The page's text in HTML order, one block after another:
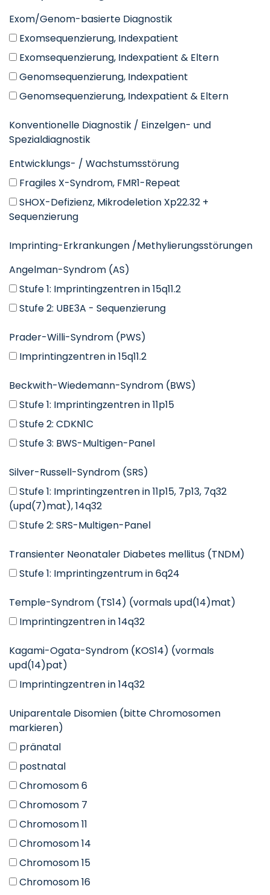
Exom/Genom-basierte Diagnostik
Exomsequenzierung, Indexpatient
Exomsequenzierung, Indexpatient & Eltern
Genomsequenzierung, Indexpatient
Genomsequenzierung, Indexpatient & Eltern
Konventionelle Diagnostik / Einzelgen- und
Spezialdiagnostik
Entwicklungs- / Wachstumsstörung
Fragiles X-Syndrom, FMR1-Repeat
SHOX-Defizienz, Mikrodeletion Xp22.32 +
Sequenzierung
Imprinting-Erkrankungen /Methylierungsstörungen
Angelman-Syndrom (AS)
Stufe 1: Imprintingzentren in 15q11.2
Stufe 2: UBE3A - Sequenzierung
Prader-Willi-Syndrom (PWS)
Imprintingzentren in 15q11.2
Beckwith-Wiedemann-Syndrom (BWS)
Stufe 1: Imprintingzentren in 11p15
Stufe 2: CDKN1C
Stufe 3: BWS-Multigen-Panel
Silver-Russell-Syndrom (SRS)
Stufe 1: Imprintingzentren in 11p15, 7p13, 7q32
(upd(7)mat), 14q32
Stufe 2: SRS-Multigen-Panel
Transienter Neonataler Diabetes mellitus (TNDM)
Stufe 1: Imprintingzentrum in 6q24
Temple-Syndrom (TS14) (vormals upd(14)mat)
Imprintingzentren in 14q32
Kagami-Ogata-Syndrom (KOS14) (vormals
upd(14)pat)
Imprintingzentren in 14q32
Uniparentale Disomien (bitte Chromosomen
markieren)
pränatal
postnatal
Chromosom 6
Chromosom 7
Chromosom 11
Chromosom 14
Chromosom 15
Chromosom 16